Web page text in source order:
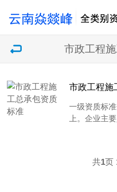
市政工程
市政工程施
一级资质标
上。企业主
共1页